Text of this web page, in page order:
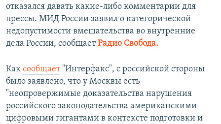
отказался давать какие-либо комментарии для
прессы. МИД России заявил о категорической
недопустимости вмешательства во внутренние
дела России, сообщаетРадио Свобода.
Как сообщает"Интерфакс", с российской стороны
было заявлено, что у Москвы есть
"неопровержимые доказательства нарушения
российского законодательства американскими
цифровыми гигантами в контексте подготовки и